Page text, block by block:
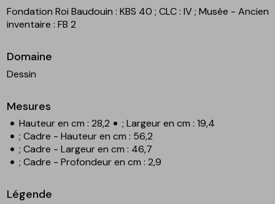
Fondation Roi Baudouin : KBS 40; CLC : IV; Musée - Ancien
inventaire : FB 2
Domaine
Dessin
Mesures
Hauteur en cm : 28,2
; Largeur en cm : 19,4
; Cadre - Hauteur en cm : 56,2
; Cadre - Largeur en cm : 46,7
; Cadre - Profondeur en cm : 2,9
Légende